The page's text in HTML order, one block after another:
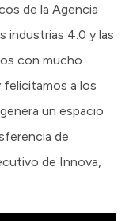
de la Agencia
industrias 4.0 y las
con mucho
felicitamos a los
un espacio
de
de Innova,